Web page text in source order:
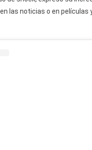
En
“No
las noticias o en películas